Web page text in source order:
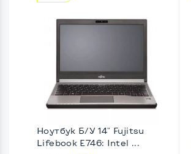
Ноутбук Б/У 14" Fujitsu
Lifebook E746: Intel ...